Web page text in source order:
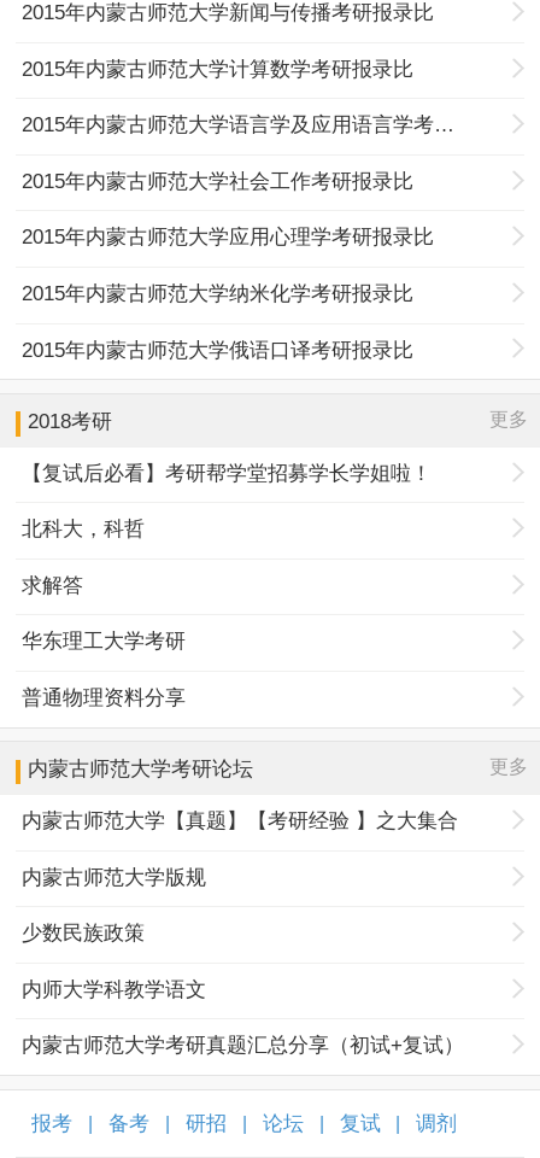
2015年内蒙古师范大学新闻与传播考研报录比
2015年内蒙古师范大学计算数学考研报录比
2015年内蒙古师范大学语言学及应用语言学考研报录比
2015年内蒙古师范大学社会工作考研报录比
2015年内蒙古师范大学应用心理学考研报录比
2015年内蒙古师范大学纳米化学考研报录比
2015年内蒙古师范大学俄语口译考研报录比
2018考研 更多
【复试后必看】考研帮学堂招募学长学姐啦！
北科大，科哲
求解答
华东理工大学考研
普通物理资料分享
内蒙古师范大学考研论坛 更多
内蒙古师范大学【真题】【考研经验 】之大集合
内蒙古师范大学版规
少数民族政策
内师大学科教学语文
内蒙古师范大学考研真题汇总分享（初试+复试）
报考 备考 研招 论坛 复试 调剂